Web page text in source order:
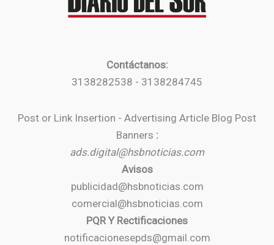
Contáctanos:
3138282538 - 3138284745
Post or Link Insertion - Advertising Article Blog Post
Banners :
ads.digital@hsbnoticias.com
Avisos
publicidad@hsbnoticias.com
comercial@hsbnoticias.com
PQR Y Rectificaciones
notificacionesepds@gmail.com